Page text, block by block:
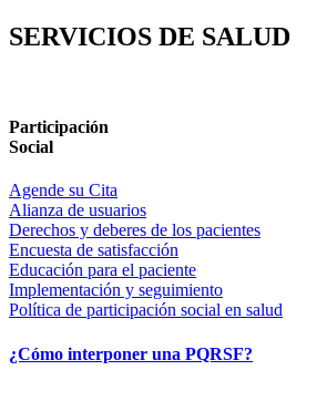
SERVICIOS DE SALUD
Participación
Social
Agende su Cita
Alianza de usuarios
Derechos y deberes de los pacientes
Encuesta de satisfacción
Educación para el paciente
Implementación y seguimiento
Política de participación social en salud
¿Cómo interponer una PQRSF?